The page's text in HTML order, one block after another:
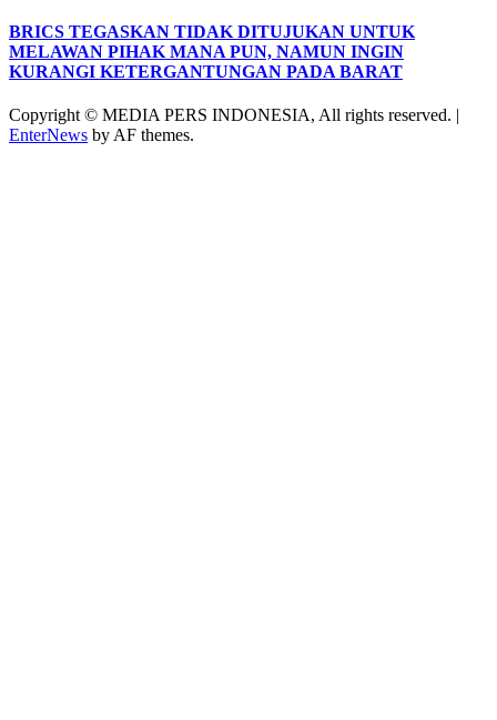
BRICS TEGASKAN TIDAK DITUJUKAN UNTUK
MELAWAN PIHAK MANA PUN, NAMUN INGIN
KURANGI KETERGANTUNGAN PADA BARAT
Copyright © MEDIA PERS INDONESIA, All rights reserved. |
EnterNews by AF themes.